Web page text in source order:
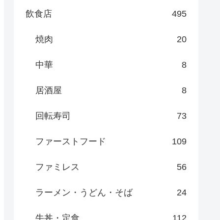
飲食店 495
焼肉 20
中華 8
居酒屋 8
回転寿司 73
ファーストフード 109
ファミレス 56
ラーメン・うどん・そば 24